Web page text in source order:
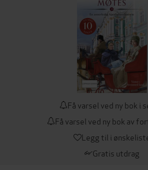
Få varsel ved ny bok i
Få varsel ved ny bok av
Legg til i
Gratis utdrag